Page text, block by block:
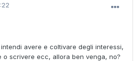
avere e coltivare degli interessi,
o scrivere ecc, allora ben venga, no?